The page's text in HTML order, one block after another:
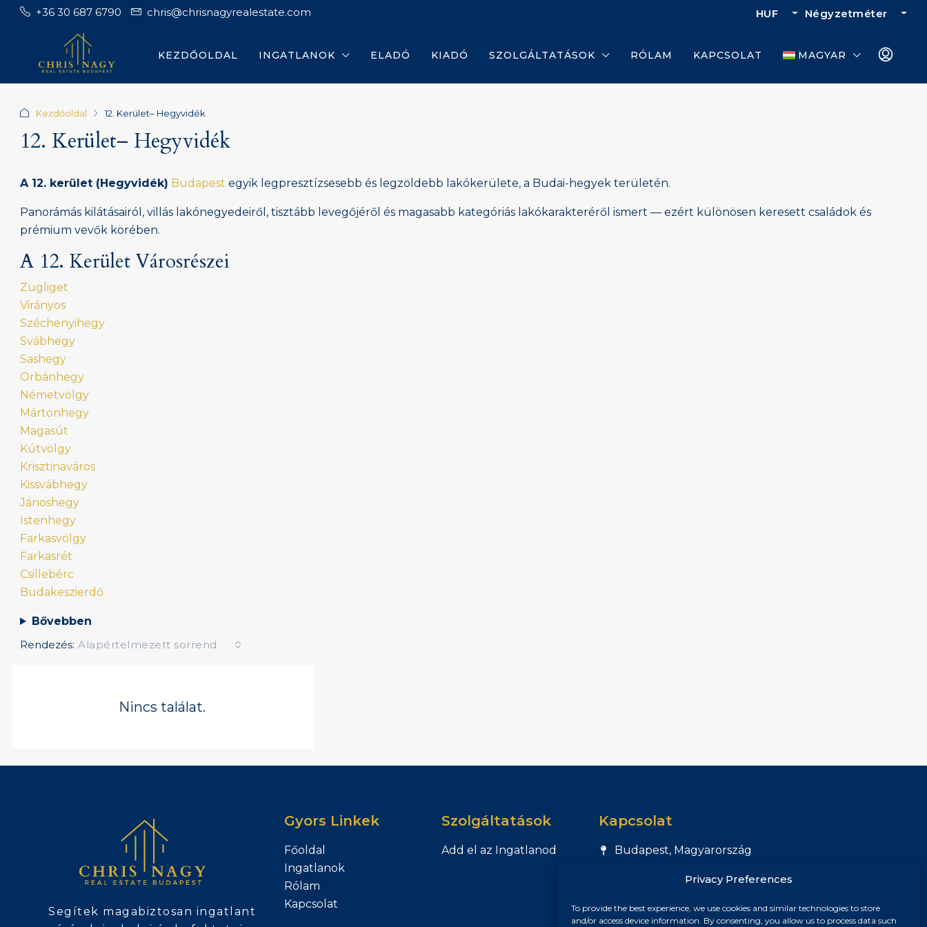
Privacy Preferences
To provide the best experience, we use cookies and similar technologies to store
and/or access device information. By consenting, you allow us to process data such
+36 30 687 6790 chris@chrisnagyrealestate.com HUF Négyzetméter
KEZDŐOLDAL INGATLANOK ELADÓ KIADÓ SZOLGÁLTATÁSOK RÓLAM KAPCSOLAT MAGYAR
Kezdőoldal 12. Kerület– Hegyvidék
12. Kerület– Hegyvidék
A 12. kerület (Hegyvidék) Budapest egyik legpresztízsesebb és legzöldebb lakókerülete, a Budai-hegyek területén.
Panorámás kilátásairól, villás lakónegyedeiről, tisztább levegőjéről és magasabb kategóriás lakókarakteréről ismert — ezért különösen keresett családok és
prémium vevők körében.
A 12. Kerület Városrészei
Zugliget
Virányos
Széchenyihegy
Svábhegy
Sashegy
Orbánhegy
Németvölgy
Mártonhegy
Magasút
Kútvölgy
Krisztinaváros
Kissvábhegy
Jánoshegy
Istenhegy
Farkasvölgy
Farkasrét
Csillebérc
Budakeszierdő
Bővebben
Rendezés: Alapértelmezett sorrend
Nincs találat.
Segítek magabiztosan ingatlant
Gyors Linkek
Főoldal
Ingatlanok
Rólam
Kapcsolat
Szolgáltatások
Add el az Ingatlanod
Kapcsolat
Budapest, Magyarország
chris@chrisnagyrealestate.com